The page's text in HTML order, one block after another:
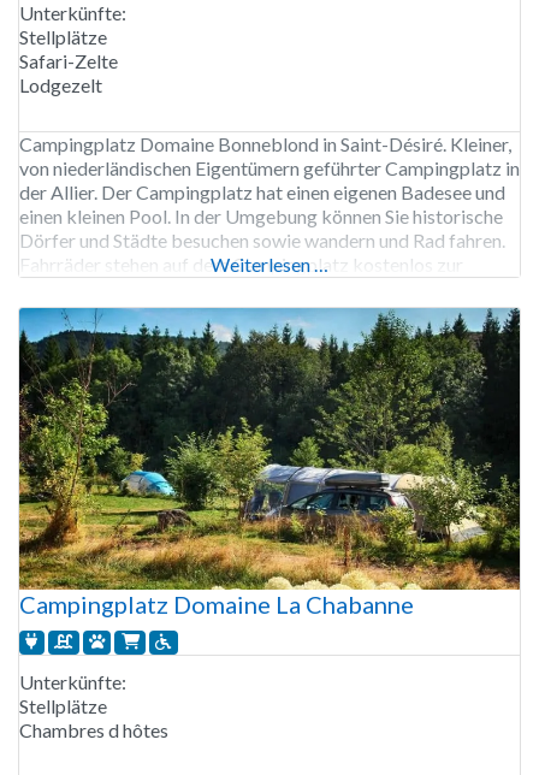
Unterkünfte:
Stellplätze
Safari-Zelte
Lodgezelt
Campingplatz Domaine Bonneblond in Saint-Désiré. Kleiner,
von niederländischen Eigentümern geführter Campingplatz in
der Allier. Der Campingplatz hat einen eigenen Badesee und
einen kleinen Pool. In der Umgebung können Sie historische
Dörfer und Städte besuchen sowie wandern und Rad fahren.
Fahrräder stehen auf dem Campingplatz kostenlos zur
Anfang April bis Anfang Oktober geöffnet.
Weiterlesen …
Campingplatz Domaine La Chabanne
Unterkünfte:
Stellplätze
Chambres d hôtes